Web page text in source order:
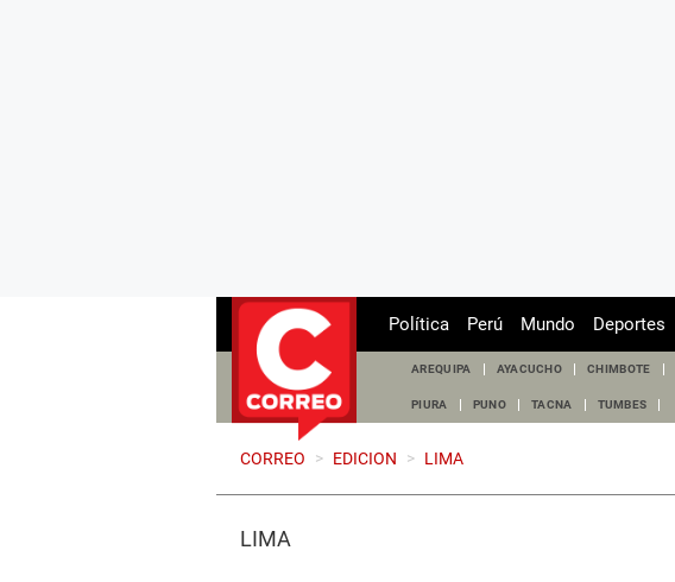
Política Perú Mundo Deportes
AREQUIPA AYACUCHO CHIMBOTE
PIURA PUNO TACNA TUMBES
CORREO > EDICION > LIMA
LIMA